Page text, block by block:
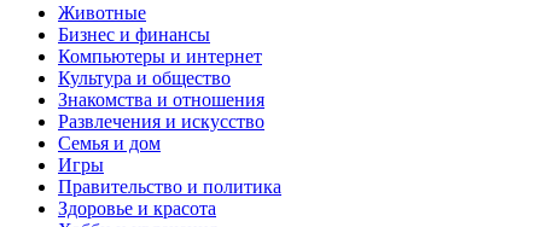
Животные
Бизнес и финансы
Компьютеры и интернет
Культура и общество
Знакомства и отношения
Развлечения и искусство
Семья и дом
Игры
Правительство и политика
Здоровье и красота